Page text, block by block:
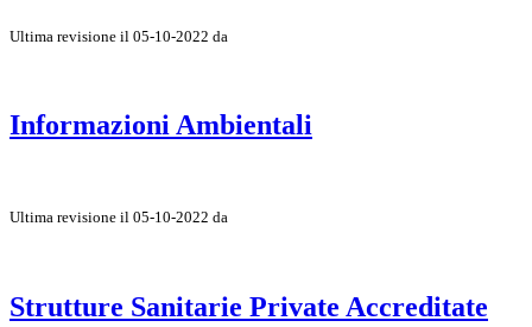
Ultima revisione il 05-10-2022 da
Informazioni Ambientali
Ultima revisione il 05-10-2022 da
Strutture Sanitarie Private Accreditate